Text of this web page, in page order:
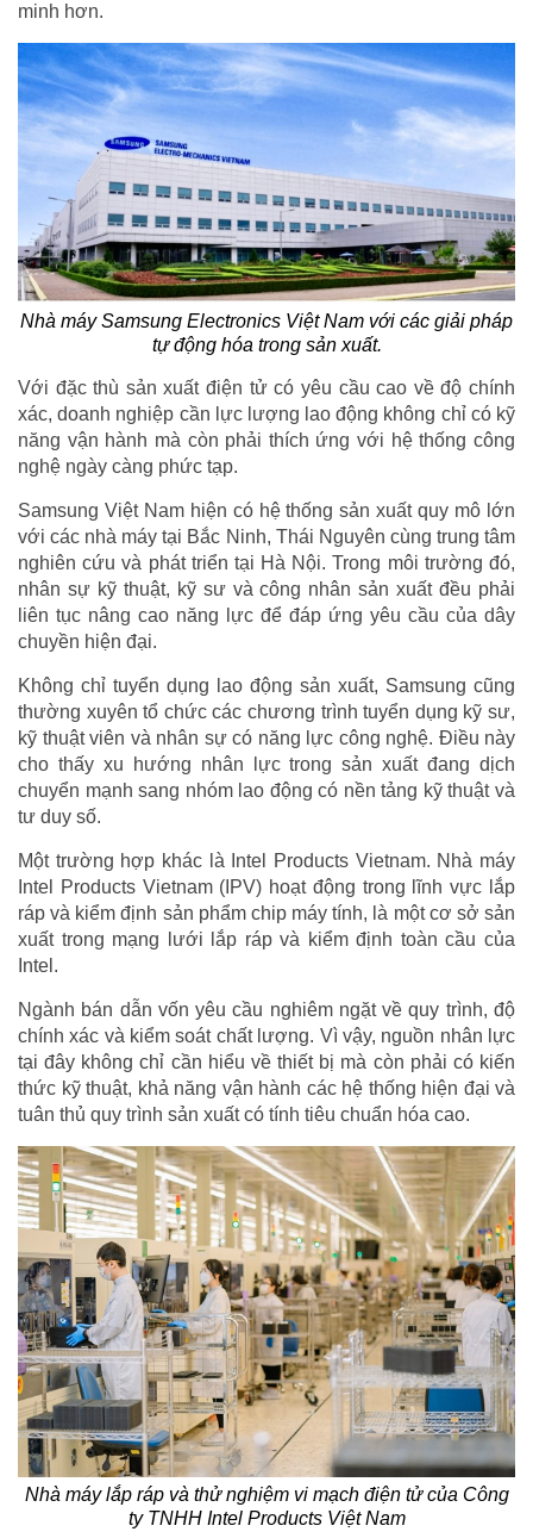
minh hơn.
Nhà máy Samsung Electronics Việt Nam với các giải pháp
tự động hóa trong sản xuất.
Với đặc thù sản xuất điện tử có yêu cầu cao về độ chính
xác, doanh nghiệp cần lực lượng lao động không chỉ có kỹ
năng vận hành mà còn phải thích ứng với hệ thống công
nghệ ngày càng phức tạp.
Samsung Việt Nam hiện có hệ thống sản xuất quy mô lớn
với các nhà máy tại Bắc Ninh, Thái Nguyên cùng trung tâm
nghiên cứu và phát triển tại Hà Nội. Trong môi trường đó,
nhân sự kỹ thuật, kỹ sư và công nhân sản xuất đều phải
liên tục nâng cao năng lực để đáp ứng yêu cầu của dây
chuyền hiện đại.
Không chỉ tuyển dụng lao động sản xuất, Samsung cũng
thường xuyên tổ chức các chương trình tuyển dụng kỹ sư,
kỹ thuật viên và nhân sự có năng lực công nghệ. Điều này
cho thấy xu hướng nhân lực trong sản xuất đang dịch
chuyển mạnh sang nhóm lao động có nền tảng kỹ thuật và
tư duy số.
Một trường hợp khác là Intel Products Vietnam. Nhà máy
Intel Products Vietnam (IPV) hoạt động trong lĩnh vực lắp
ráp và kiểm định sản phẩm chip máy tính, là một cơ sở sản
xuất trong mạng lưới lắp ráp và kiểm định toàn cầu của
Intel.
Ngành bán dẫn vốn yêu cầu nghiêm ngặt về quy trình, độ
chính xác và kiểm soát chất lượng. Vì vậy, nguồn nhân lực
tại đây không chỉ cần hiểu về thiết bị mà còn phải có kiến
thức kỹ thuật, khả năng vận hành các hệ thống hiện đại và
tuân thủ quy trình sản xuất có tính tiêu chuẩn hóa cao.
Nhà máy lắp ráp và thử nghiệm vi mạch điện tử của Công
ty TNHH Intel Products Việt Nam